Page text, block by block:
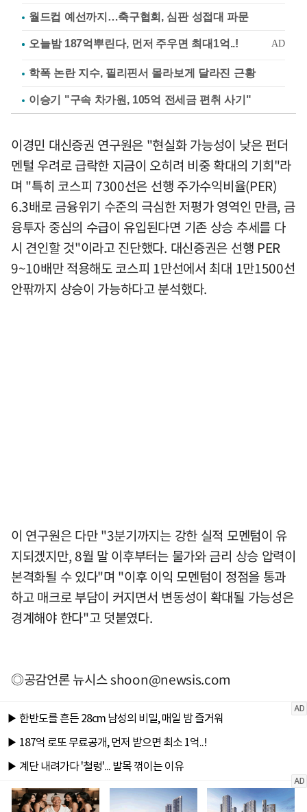
월드컵 예선까지…축구협회, 심판 성접대 파문
학폭 논란 지수, 필리핀서 몰라보게 달라진 근황
이승기 "구속 차가원, 105억 전세금 편취 사기"
이경민 대신증권 연구원은 "현실화 가능성이 낮은 펀더
멘털 우려로 급락한 지금이 오히려 비중 확대의 기회"라
며 "특히 코스피 7300선은 선행 주가수익비율(PER)
6.3배로 금융위기 수준의 극심한 저평가 영역인 만큼, 금
융투자 중심의 수급이 유입된다면 기존 상승 추세를 다
시 견인할 것"이라고 진단했다. 대신증권은 선행 PER
9~10배만 적용해도 코스피 1만선에서 최대 1만1500선
안팎까지 상승이 가능하다고 분석했다.
이 연구원은 다만 "3분기까지는 강한 실적 모멘텀이 유
지되겠지만, 8월 말 이후부터는 물가와 금리 상승 압력이
본격화될 수 있다"며 "이후 이익 모멘텀이 정점을 통과
하고 매크로 부담이 커지면서 변동성이 확대될 가능성은
경계해야 한다"고 덧붙였다.
◎공감언론 뉴시스shoon@newsis.com